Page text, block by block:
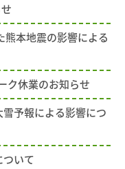
熊本地震の影響による
ク休業のお知らせ
予報による影響につ
いて